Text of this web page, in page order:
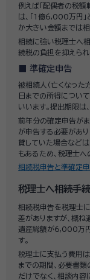
例えば「配偶者の税額
は、「1億6,000万円」
か大きい金額までは
相続に強い税理士へ相
続税の負担を抑えられ
準確定申告
被相続人（亡くなった
日までの所得につい
いいます。提出期限は
前年分の確定申告が
が申告する必要があ
貸していた場合など
もあるため、税理士へ
相続税申告と準確定
税理士へ相続手
相続税申告を税理士
差がありますが、概
遺産総額が6,000万
す。
税理士に支払う費用は
までの期間、必要書
だけでなく、相談内容